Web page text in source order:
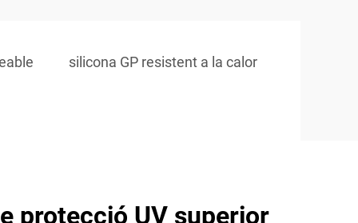
silicona GP resistent a la calor
protecció UV superior